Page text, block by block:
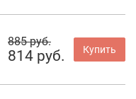
885 руб.
814 руб. Купить